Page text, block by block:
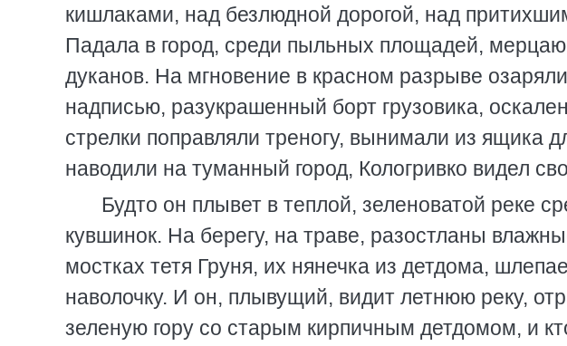
кишлаками, над безлюдной дорогой, над
Падала в город, среди пыльных площадей,
дуканов. На мгновение в красном разрыве
надписью, разукрашенный борт грузовика,
стрелки поправляли треногу, вынимали из ящика
наводили на туманный город, Кологривко видел
Будто он плывет в теплой, зеленоватой реке
кувшинок. На берегу, на траве, разостланы
мостках тетя Груня, их нянечка из детдома,
наволочку. И он, плывущий, видит летнюю реку,
зеленую гору со старым кирпичным детдомом, и